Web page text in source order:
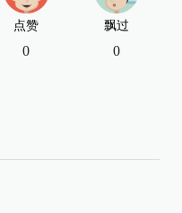
点赞
0
飘过
0